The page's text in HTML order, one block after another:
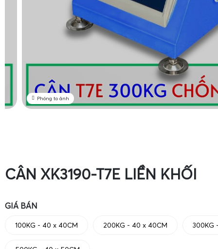
Phóng to ảnh
CÂN XK3190-T7E LIỀN KHỐI
GIÁ BÁN
100KG - 40 x 40CM 200KG - 40 x 40CM 300KG